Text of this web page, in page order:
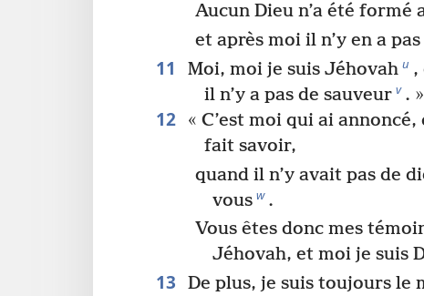
Aucun Dieu n’a été formé
et après moi il n’y en a
11 Moi, moi je suis Jéhovah u ,
il n’y a pas de sauveur v . »
12
« C’est moi qui ai
fait savoir,
quand il n’y avait pas de
vous w .
Vous êtes donc mes
Jéhovah, et moi je suis
13 De plus, je suis toujours le